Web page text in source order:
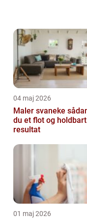
04 maj 2026
Maler svaneke sådan får
du et flot og holdbart
resultat
01 maj 2026